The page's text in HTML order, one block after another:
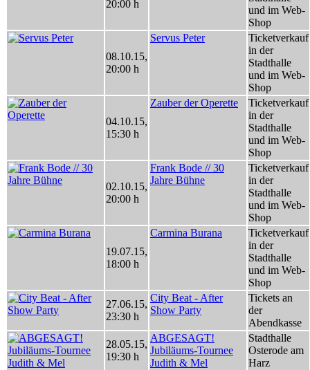
20:00 h
und im Web-
Shop
08.10.15,
20:00 h
Servus Peter
Ticketverkauf
in der
Stadthalle
und im Web-
Shop
04.10.15,
15:30 h
Zauber der Operette
Ticketverkauf
in der
Stadthalle
und im Web-
Shop
02.10.15,
20:00 h
Frank Bode // 30
Jahre Bühne
Ticketverkauf
in der
Stadthalle
und im Web-
Shop
19.07.15,
18:00 h
Carmina Burana
Ticketverkauf
in der
Stadthalle
und im Web-
Shop
27.06.15,
23:30 h
City Beat - After
Show Party
Tickets an
der
Abendkasse
28.05.15,
19:30 h
ABGESAGT!
Jubiläums-Tournee
Judith & Mel
Stadthalle
Osterode am
Harz